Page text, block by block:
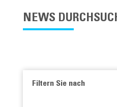
NEWS
Filtern Sie nach